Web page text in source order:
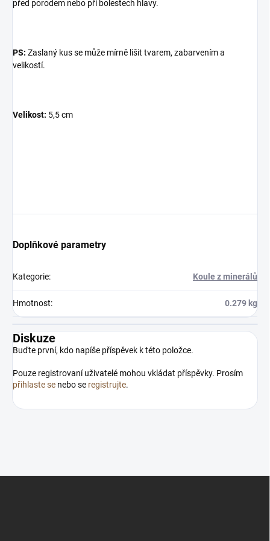
před porodem nebo při bolestech hlavy.
PS: Zaslaný kus se může mírně lišit tvarem, zabarvením a
velikostí.
Velikost: 5,5 cm
Doplňkové parametry
Kategorie: Koule z minerálů
Hmotnost: 0.279 kg
Diskuze
Buďte první, kdo napíše příspěvek k této položce.
Pouze registrovaní uživatelé mohou vkládat příspěvky. Prosím
přihlaste se nebo se registrujte.